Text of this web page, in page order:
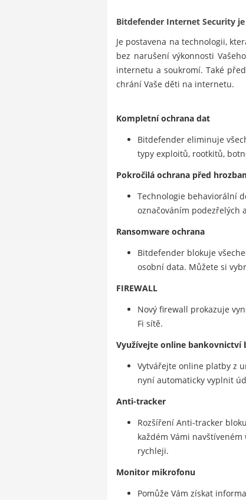
Bitdefender Internet Security
Je postavena na technologii,
bez narušení výkonnosti
internetu a soukromí. Také
chrání Vaše děti na internetu.
Kompletní ochrana dat
Bitdefender eliminuje
typy exploitů, rootkitů,
Pokročilá ochrana před
Technologie behaviorální
označováním podezřelých
Ransomware ochrana
Bitdefender blokuje
osobní data. Můžete si
FIREWALL
Nový firewall prokazuje
Fi sítě.
Využívejte online bankovnictví
Vytvářejte online platby z
nyní automaticky vyplnit
Anti-tracker
Rozšíření Anti-tracker
každém Vámi
rychleji.
Monitor mikrofonu
Pomůže Vám získat